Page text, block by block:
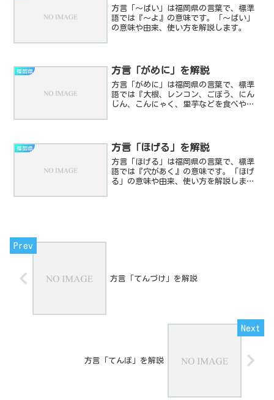
方言「～ばい」は福岡県の言葉で、標準
語では『～よ』の意味です。「～ばい」
の意味や由来、使い方を解説します。
福岡県 方言「がめに」を解説
方言「がめに」は福岡県の言葉で、標準
語では『大根、レンコン、ごぼう、にん
じん、こんにゃく、里芋などを食べやす
します。
福岡県 方言「ほげる」を解説
方言「ほげる」は福岡県の言葉で、標準
語では『穴があく』の意味です。「ほげ
る」の意味や由来、使い方を解説しま
方言「てんづけ」を解説
方言「てんぽ」を解説